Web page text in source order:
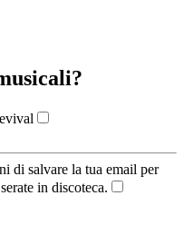
di salvare la tua email per
in discoteca.